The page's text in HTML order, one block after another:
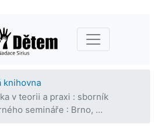
hlavnímu
obsahu
knihovna
v teorii a praxi : sborník
semináře : Brno, ...